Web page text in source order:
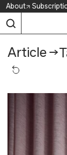
Skip
content
About
Article →